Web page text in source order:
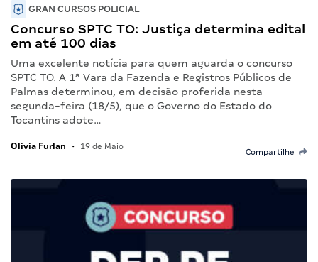
GRAN CURSOS POLICIAL
Concurso SPTC TO: Justiça determina edital
em até 100 dias
Uma excelente notícia para quem aguarda o concurso
SPTC TO. A 1ª Vara da Fazenda e Registros Públicos de
Palmas determinou, em decisão proferida nesta
segunda-feira (18/5), que o Governo do Estado do
Tocantins adote…
Olivia Furlan • 19 de Maio
Compartilhe